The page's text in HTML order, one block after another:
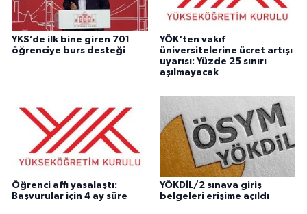
YKS’de ilk bine giren 701
öğrenciye burs desteği
YÖK'ten vakıf
üniversitelerine ücret artışı
uyarısı: Yüzde 25 sınırı
aşılmayacak
Öğrenci affı yasalaştı:
Başvurular için 4 ay süre
YÖKDİL/2 sınava giriş
belgeleri erişime açıldı